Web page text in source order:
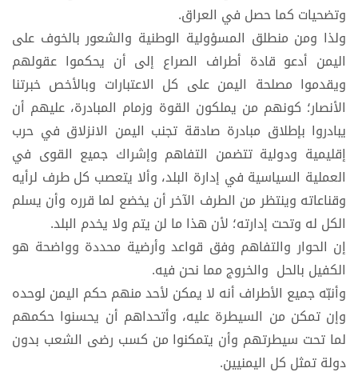
وتضحيات كما حصل في العراق.
ولذا ومن منطلق المسؤولية الوطنية والشعور بالخوف على
اليمن أدعو قادة أطراف الصراع إلى أن يحكموا عقولهم
ويقدموا مصلحة اليمن على كل الاعتبارات وبالأخص خبرتنا
الأنصار؛ كونهم من يملكون القوة وزمام المبادرة، عليهم أن
يبادروا بإطلاق مبادرة صادقة تجنب اليمن الانزلاق في حرب
إقليمية ودولية تتضمن التفاهم وإشراك جميع القوى في
العملية السياسية في إدارة البلد، وألا يتعصب كل طرف لرأيه
وقناعاته وينتظر من الطرف الآخر أن يخضع لما قرره وأن يسلم
الكل له وتحت إدارته؛ لأن هذا ما لن يتم ولا يخدم البلد.
إن الحوار والتفاهم وفق قواعد وأرضية محددة وواضحة هو
الكفيل بالحل والخروج مما نحن فيه.
وأنبّه جميع الأطراف أنه لا يمكن لأحد منهم حكم اليمن لوحده
وإن تمكن من السيطرة عليه، وأتحداهم أن يحسنوا حكمهم
لما تحت سيطرتهم وأن يتمكنوا من كسب رضى الشعب بدون
دولة تمثل كل اليمنيين.